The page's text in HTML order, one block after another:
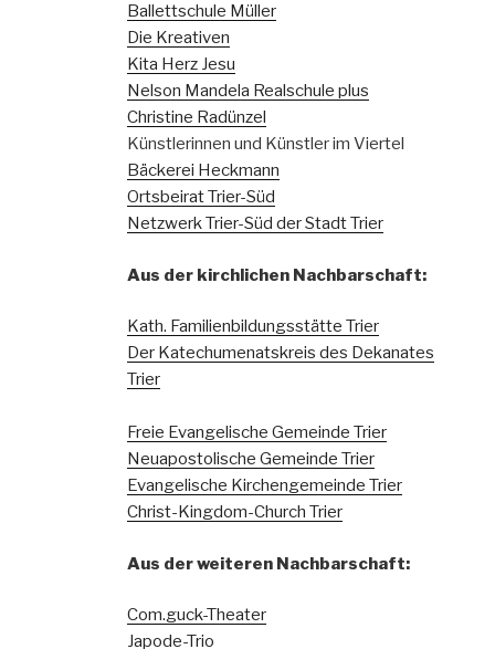
Ballettschule Müller
Die Kreativen
Kita Herz Jesu
Nelson Mandela Realschule plus
Christine Radünzel
Künstlerinnen und Künstler im Viertel
Bäckerei Heckmann
Ortsbeirat Trier-Süd
Netzwerk Trier-Süd der Stadt Trier
Aus der kirchlichen Nachbarschaft:
Kath. Familienbildungsstätte Trier
Der Katechumenatskreis des Dekanates
Trier
Freie Evangelische Gemeinde Trier
Neuapostolische Gemeinde Trier
Evangelische Kirchengemeinde Trier
Christ-Kingdom-Church Trier
Aus der weiteren Nachbarschaft:
Com.guck-Theater
Japode-Trio